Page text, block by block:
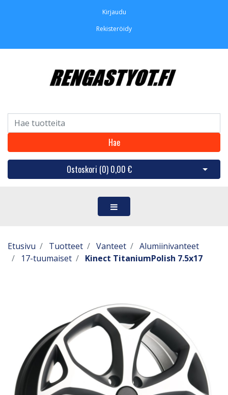
Kirjaudu
Rekisteröidy
Hae
Ostoskori (0) 0,00 € Avaa
Etusivu Tuotteet Vanteet
Alumiinivanteet
17-tuumaiset
Kinect TitaniumPolish 7.5x17